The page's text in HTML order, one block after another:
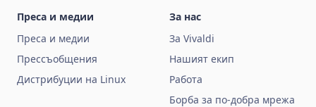
Преса и медии
Преса и медии
Прессъобщения
Дистрибуции на Linux
За нас
За Vivaldi
Нашият екип
Работа
Борба за по‑добра мрежа